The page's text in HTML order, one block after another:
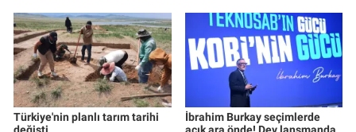
Türkiye'nin planlı tarım tarihi
İbrahim Burkay seçimlerde